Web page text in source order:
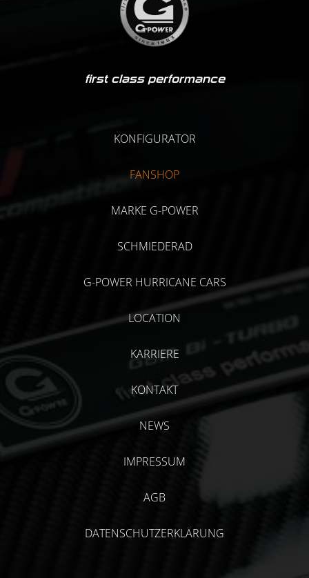
first class performance
KONFIGURATOR
FANSHOP
MARKE G-POWER
SCHMIEDERAD
G-POWER HURRICANE CARS
LOCATION
KARRIERE
KONTAKT
NEWS
IMPRESSUM
AGB
DATENSCHUTZERKLÄRUNG